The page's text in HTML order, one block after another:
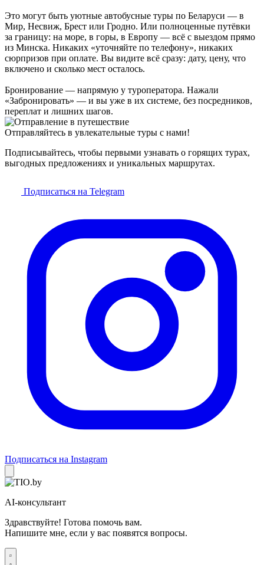
Это могут быть уютные автобусные туры по Беларуси — в
Мир, Несвиж, Брест или Гродно. Или полноценные путёвки
за границу: на море, в горы, в Европу — всё с выездом прямо
из Минска. Никаких «уточняйте по телефону», никаких
сюрпризов при оплате. Вы видите всё сразу: дату, цену, что
включено и сколько мест осталось.
Бронирование — напрямую у туроператора. Нажали
«Забронировать» — и вы уже в их системе, без посредников,
переплат и лишних шагов.
Отправляйтесь в увлекательные туры с нами!
Подписывайтесь, чтобы первыми узнавать о горящих турах,
выгодных предложениях и уникальных маршрутах.
Подписаться на Telegram
Подписаться на Instagram
AI-консультант
Здравствуйте! Готова помочь вам.
Напишите мне, если у вас появятся вопросы.